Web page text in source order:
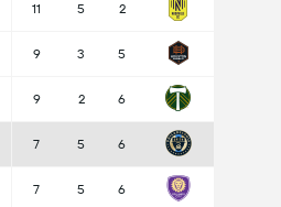
11 5 2
9 3 5
9 2 6
7 5 6
7 5 6